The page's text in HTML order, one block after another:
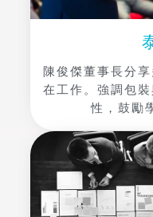
陳俊傑董事長分
在工作。強調包
性，鼓勵